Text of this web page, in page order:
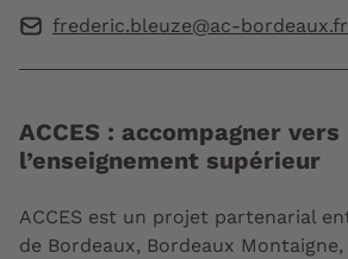
frederic.bleuze@ac-bordeaux.fr
ACCES : accompagner vers
l’enseignement supérieur
ACCES est un projet partenarial
de Bordeaux, Bordeaux